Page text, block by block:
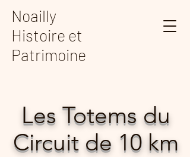
Noailly
Histoire et
Patrimoine
Les Totems du
Circuit de 10 km